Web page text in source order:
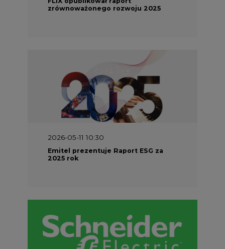
zrównoważonego rozwoju 2025
2026-05-11 10:30
Emitel prezentuje Raport ESG za
2025 rok